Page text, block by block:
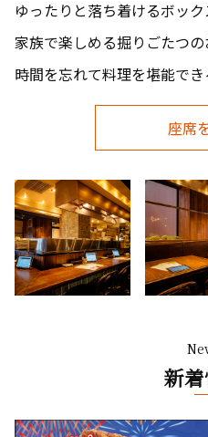
ゆったりと落ち着けるボック
家族で楽しめる掘りごたつの
時間を忘れて料理を堪能でき
座席
新